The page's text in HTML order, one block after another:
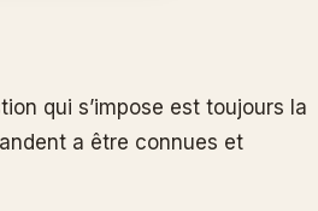
qui s’impose est toujours la
a être connues et